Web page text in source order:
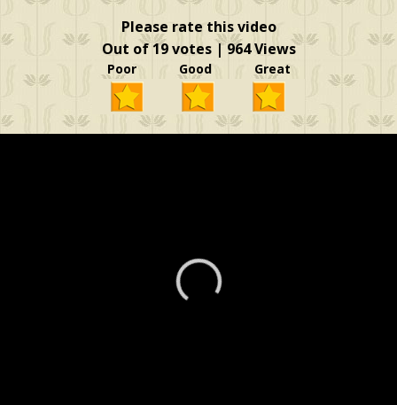
Please rate this video
Out of 19 votes | 964 Views
Poor Good Great